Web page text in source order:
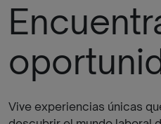
Vive experiencias únicas